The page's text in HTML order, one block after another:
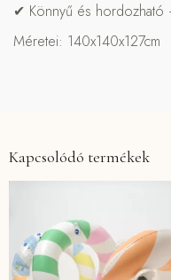
✔ Könnyű és hordozható
Méretei: 140x140x127cm
Kapcsolódó termékek